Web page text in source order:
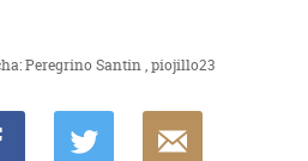
Peregrino Santin piojillo23